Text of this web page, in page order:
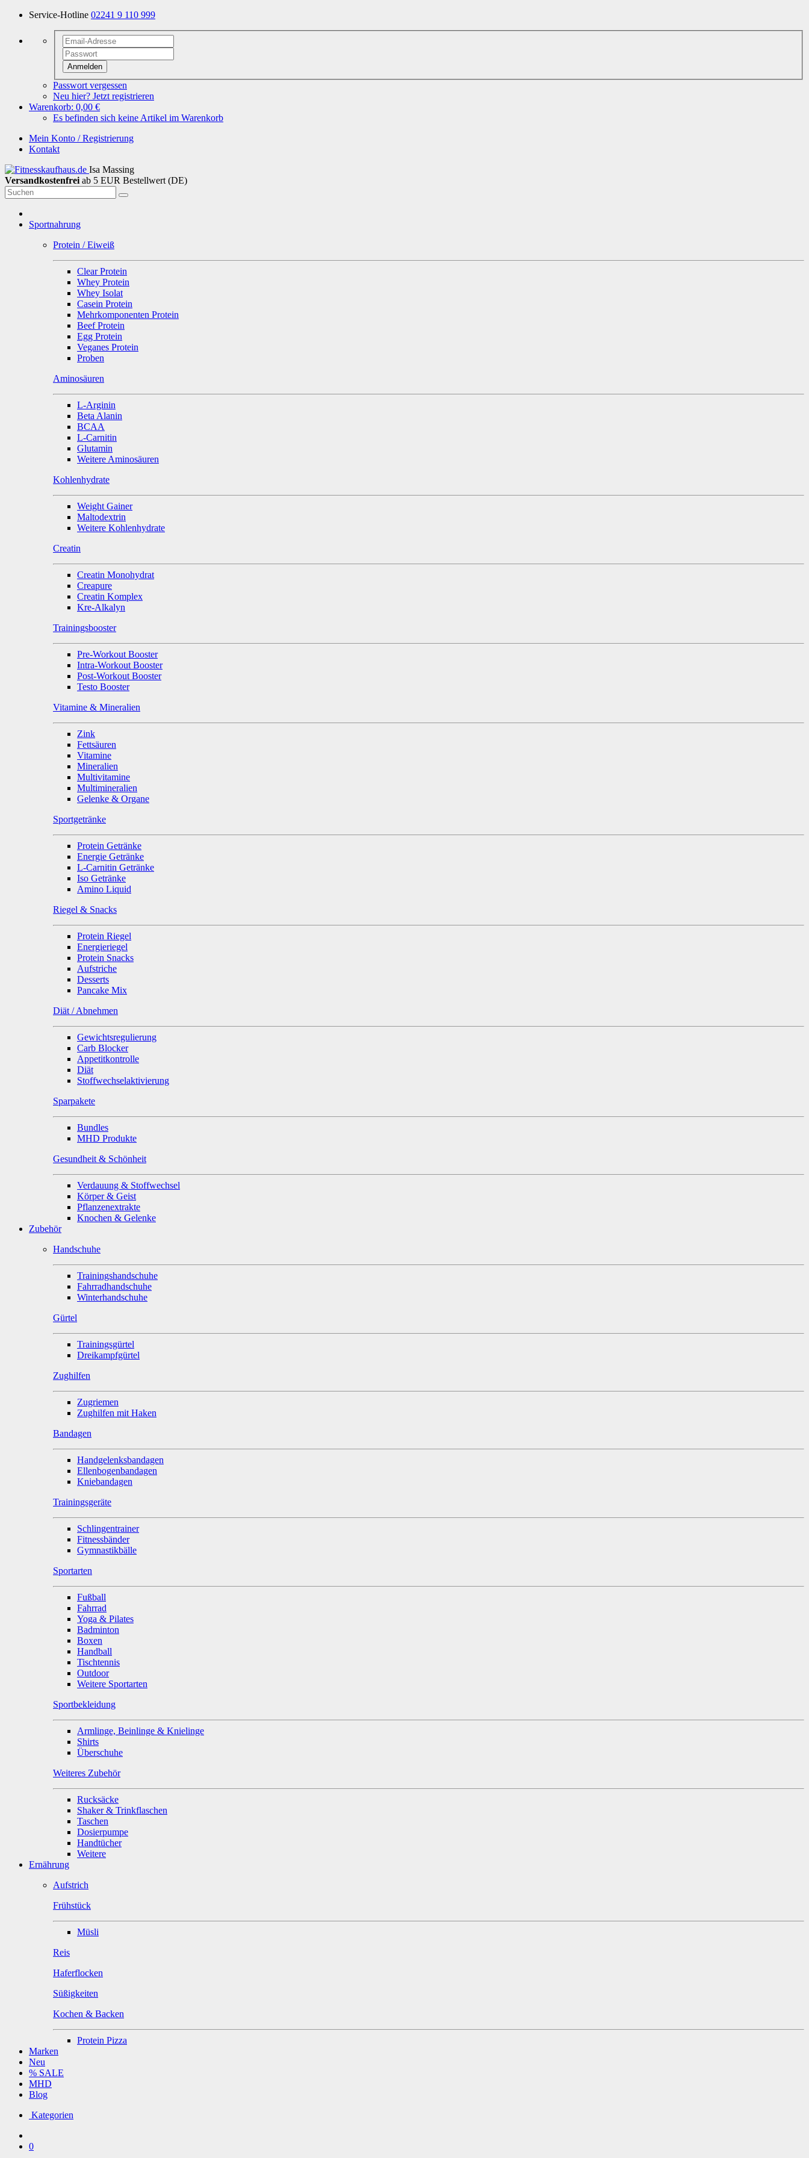
Service-Hotline 02241 9 110 999
Anmelden
Passwort vergessen
Neu hier? Jetzt registrieren
Warenkorb: 0,00 €
Es befinden sich keine Artikel im Warenkorb
Mein Konto / Registrierung
Kontakt
Isa Massing
Versandkostenfrei ab 5 EUR Bestellwert (DE)
Sportnahrung
Protein / Eiweiß
Clear Protein
Whey Protein
Whey Isolat
Casein Protein
Mehrkomponenten Protein
Beef Protein
Egg Protein
Veganes Protein
Proben
Aminosäuren
L-Arginin
Beta Alanin
BCAA
L-Carnitin
Glutamin
Weitere Aminosäuren
Kohlenhydrate
Weight Gainer
Maltodextrin
Weitere Kohlenhydrate
Creatin
Creatin Monohydrat
Creapure
Creatin Komplex
Kre-Alkalyn
Trainingsbooster
Pre-Workout Booster
Intra-Workout Booster
Post-Workout Booster
Testo Booster
Vitamine & Mineralien
Zink
Fettsäuren
Vitamine
Mineralien
Multivitamine
Multimineralien
Gelenke & Organe
Sportgetränke
Protein Getränke
Energie Getränke
L-Carnitin Getränke
Iso Getränke
Amino Liquid
Riegel & Snacks
Protein Riegel
Energieriegel
Protein Snacks
Aufstriche
Desserts
Pancake Mix
Diät / Abnehmen
Gewichtsregulierung
Carb Blocker
Appetitkontrolle
Diät
Stoffwechselaktivierung
Sparpakete
Bundles
MHD Produkte
Gesundheit & Schönheit
Verdauung & Stoffwechsel
Körper & Geist
Pflanzenextrakte
Knochen & Gelenke
Zubehör
Handschuhe
Trainingshandschuhe
Fahrradhandschuhe
Winterhandschuhe
Gürtel
Trainingsgürtel
Dreikampfgürtel
Zughilfen
Zugriemen
Zughilfen mit Haken
Bandagen
Handgelenksbandagen
Ellenbogenbandagen
Kniebandagen
Trainingsgeräte
Schlingentrainer
Fitnessbänder
Gymnastikbälle
Sportarten
Fußball
Fahrrad
Yoga & Pilates
Badminton
Boxen
Handball
Tischtennis
Outdoor
Weitere Sportarten
Sportbekleidung
Armlinge, Beinlinge & Knielinge
Shirts
Überschuhe
Weiteres Zubehör
Rucksäcke
Shaker & Trinkflaschen
Taschen
Dosierpumpe
Handtücher
Weitere
Ernährung
Aufstrich
Frühstück
Müsli
Reis
Haferflocken
Süßigkeiten
Kochen & Backen
Protein Pizza
Marken
Neu
% SALE
MHD
Blog
Kategorien
0